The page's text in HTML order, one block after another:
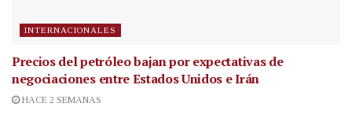
INTERNACIONALES
Precios del petróleo bajan por expectativas de
negociaciones entre Estados Unidos e Irán
HACE 2 SEMANAS